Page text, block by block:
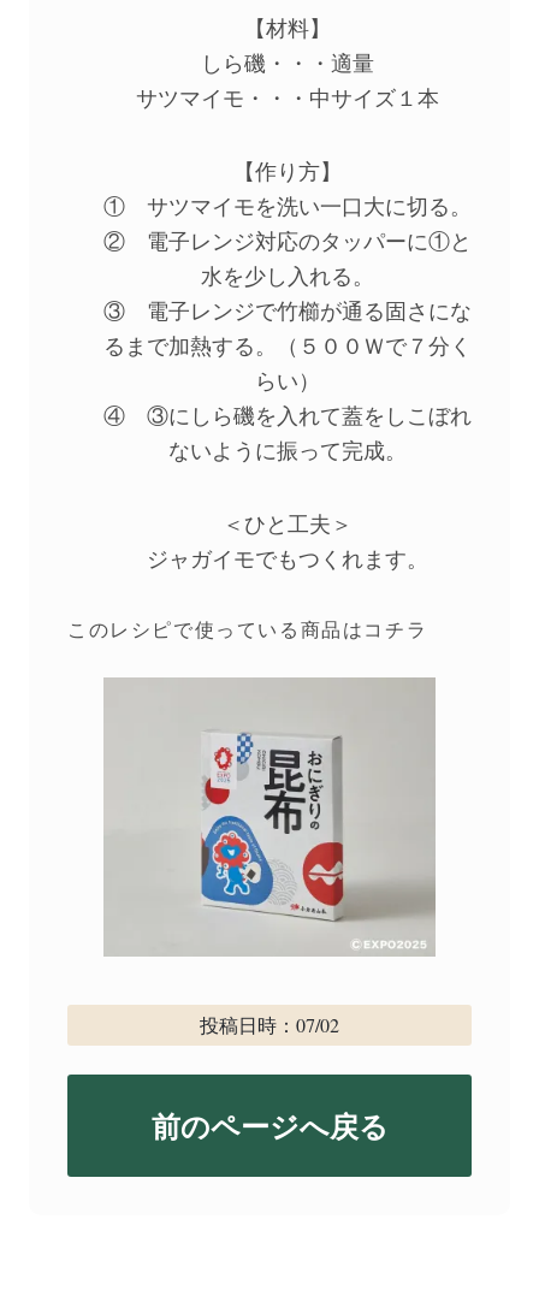
【材料】
しら磯・・・適量
サツマイモ・・・中サイズ１本
【作り方】
① サツマイモを洗い一口大に切る。
② 電子レンジ対応のタッパーに①と
水を少し入れる。
③ 電子レンジで竹櫛が通る固さにな
るまで加熱する。（５００Ｗで７分く
らい）
④ ③にしら磯を入れて蓋をしこぼれ
ないように振って完成。
＜ひと工夫＞
ジャガイモでもつくれます。
このレシピで使っている商品はコチラ
投稿日時：07/02
前のページへ戻る